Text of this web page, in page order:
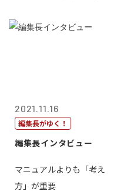
2021.11.16
編集長がゆく！
編集長インタビュー
マニュアルよりも「考え
方」が重要